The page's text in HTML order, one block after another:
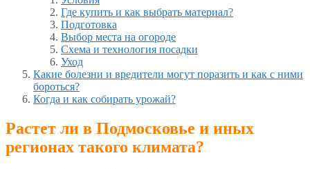
Где купить и как выбрать материал?
Подготовка
Выбор места на огороде
Схема и технология посадки
Уход
Какие болезни и вредители могут поразить и как с ними
бороться?
Когда и как собирать урожай?
Растет ли в Подмосковье и иных
регионах такого климата?